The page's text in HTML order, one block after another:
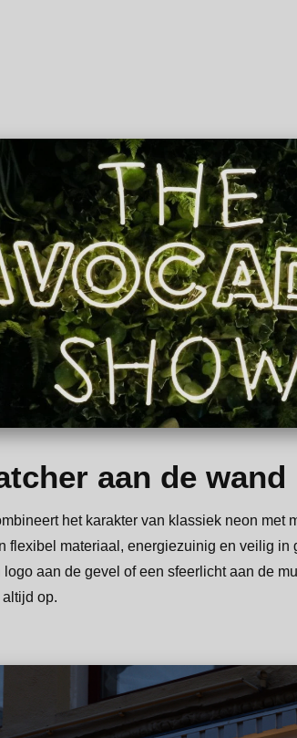
aan de wand
het karakter van klassiek neon met
flexibel materiaal, energiezuinig en veilig in
logo aan de gevel of een sfeerlicht aan de
op.